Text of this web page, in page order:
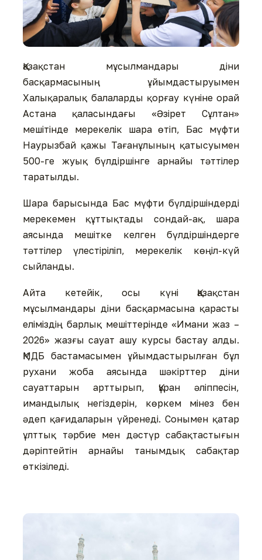
Қазақстан мұсылмандары діни
басқармасының ұйымдастыруымен
Халықаралық балаларды қорғау күніне орай
Астана қаласындағы «Әзірет Сұлтан»
мешітінде мерекелік шара өтіп, Бас мүфти
Наурызбай қажы Тағанұлының қатысуымен
500-ге жуық бүлдіршінге арнайы тәттілер
таратылды.
Шара барысында Бас мүфти бүлдіршіндерді
мерекемен құттықтады сондай-ақ, шара
аясында мешітке келген бүлдіршіндерге
тәттілер үлестіріліп, мерекелік көңіл-күй
сыйланды.
Айта кетейік, осы күні Қазақстан
мұсылмандары діни басқармасына қарасты
еліміздің барлық мешіттерінде «Имани жаз –
2026» жазғы сауат ашу курсы бастау алды.
ҚМДБ бастамасымен ұйымдастырылған бұл
рухани жоба аясында шәкірттер діни
сауаттарын арттырып, Құран әліппесін,
имандылық негіздерін, көркем мінез бен
әдеп қағидаларын үйренеді. Сонымен қатар
ұлттық тәрбие мен дәстүр сабақтастығын
дәріптейтін арнайы танымдық сабақтар
өткізіледі.